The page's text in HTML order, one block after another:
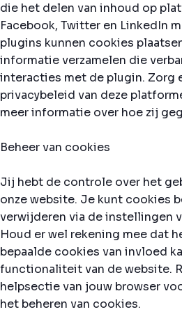
die het delen van inhoud op
Facebook, Twitter en LinkedIn
plugins kunnen cookies
informatie verzamelen die
interacties met de plugin. Zorg
privacybeleid van deze
meer informatie over hoe zij
Beheer van cookies
Jij hebt de controle over het
onze website. Je kunt cookies
verwijderen via de instellingen
Houd er wel rekening mee dat
bepaalde cookies van invloed
functionaliteit van de website.
helpsectie van jouw browser
het beheren van cookies.